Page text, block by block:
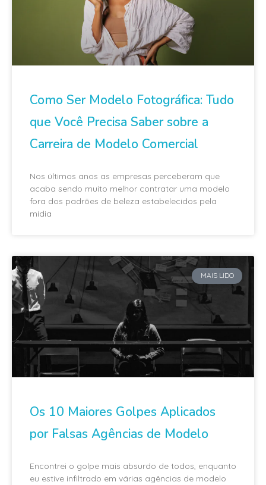
Como Ser Modelo Fotográfica: Tudo
que Você Precisa Saber sobre a
Carreira de Modelo Comercial
Nos últimos anos as empresas perceberam que
acaba sendo muito melhor contratar uma modelo
fora dos padrões de beleza estabelecidos pela
mídia
MAIS LIDO
Os 10 Maiores Golpes Aplicados
por Falsas Agências de Modelo
Encontrei o golpe mais absurdo de todos, enquanto
eu estive infiltrado em várias agências de modelo